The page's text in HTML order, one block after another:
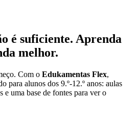
é suficiente. Aprenda
melhor.
Com o Edukamentas Flex,
para alunos dos 9.º-12.º anos: aulas
e uma base de fontes para ver o